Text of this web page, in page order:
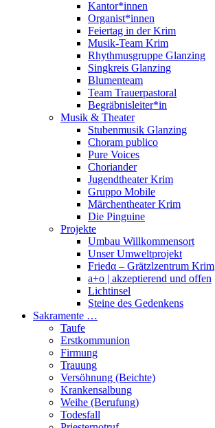
Kantor*innen
Organist*innen
Feiertag in der Krim
Musik-Team Krim
Rhythmusgruppe Glanzing
Singkreis Glanzing
Blumenteam
Team Trauerpastoral
Begräbnisleiter*in
Musik & Theater
Stubenmusik Glanzing
Choram publico
Pure Voices
Choriander
Jugendtheater Krim
Gruppo Mobile
Märchentheater Krim
Die Pinguine
Projekte
Umbau Willkommensort
Unser Umweltprojekt
Friedα – Grätzlzentrum Krim
a+o | akzeptierend und offen
Lichtinsel
Steine des Gedenkens
Sakramente …
Taufe
Erstkommunion
Firmung
Trauung
Versöhnung (Beichte)
Krankensalbung
Weihe (Berufung)
Todesfall